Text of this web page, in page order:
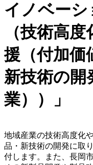
イノベーシ
（技術高
援（付加価
新技術の開
業））」
地域産業の技術高度化
品・新技術の開発に取
付します。また、長岡